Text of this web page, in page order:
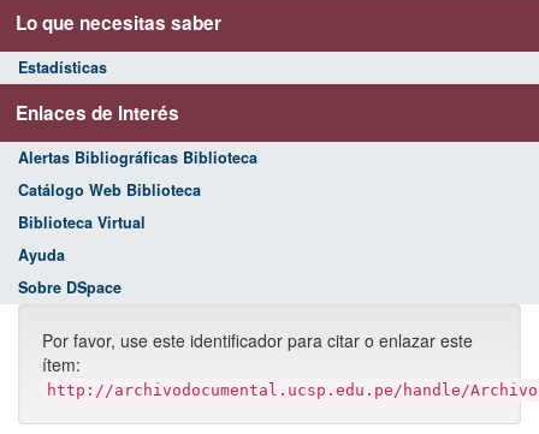
Lo que necesitas saber
Estadísticas
Enlaces de Interés
Alertas Bibliográficas Biblioteca
Catálogo Web Biblioteca
Biblioteca Virtual
Ayuda
Sobre DSpace
Por favor, use este identificador para citar o enlazar este
ítem:
http://archivodocumental.ucsp.edu.pe/handle/